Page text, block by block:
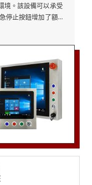
境。該設備可以承受
停止按鈕增加了額外
應。 IP65不銹鋼工
等行業，適用於衛
器和高解析度顯示器
能可讓企業根據其特
列工業電腦配備緊
效率提供了強大且可